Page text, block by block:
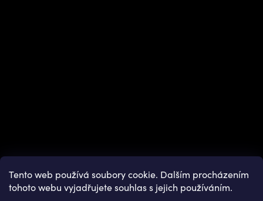
Tento web používá soubory cookie. Dalším procházením
tohoto webu vyjadřujete souhlas s jejich používáním.